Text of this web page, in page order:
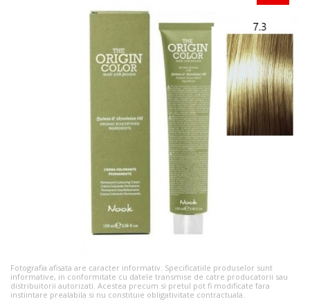
Fotografia afisata are caracter informativ. Specificatiile produselor sunt
informative, in conformitate cu datele transmise de catre producatorii sau
distribuitorii autorizati. Acestea precum si pretul pot fi modificate fara
instiintare prealabila si nu constituie obligativitate contractuala.